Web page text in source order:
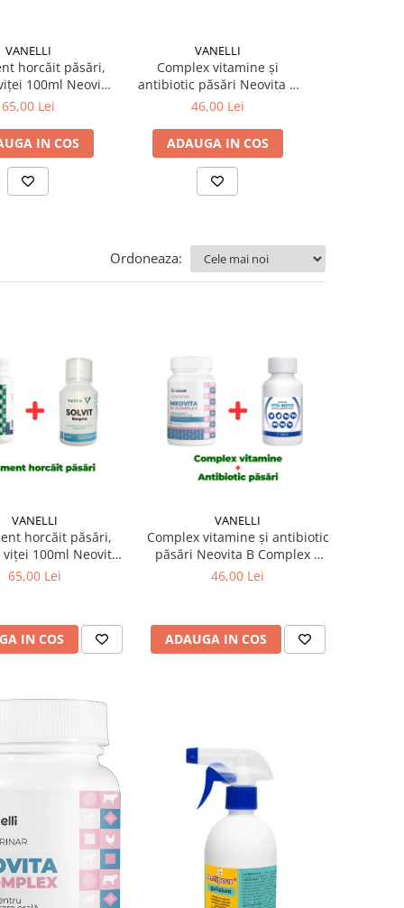
VANELLI
horcăit păsări,
100ml Neovita
+ Solvit Respiro
65,00 Lei
IN COS
VANELLI
Complex vitamine și
antibiotic păsări Neovita B
Complex + Vita Biotic 100 ml
46,00 Lei
ADAUGA IN COS
Ordoneaza:
VANELLI
horcăit păsări,
100ml Neovita
+ Solvit Respiro
65,00 Lei
IN COS
VANELLI
Complex vitamine și antibiotic
păsări Neovita B Complex +
Vita Biotic 100 ml
46,00 Lei
ADAUGA IN COS